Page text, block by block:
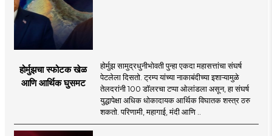
होर्मुझचा स्फोटक खेळ
आणि आर्थिक घुसमट
होर्मुझ सामुद्रधुनीभोवती पुन्हा एकदा महासत्तांचा संघर्ष
पेटलेला दिसतो. ट्रम्प यांच्या नाकाबंदीच्या इशाऱ्यामुळे
तेलदरांनी 100 डॉलरचा टप्पा ओलांडला असून, हा संघर्ष
युद्धापेक्षा अधिक धोकादायक आर्थिक विघातक शस्त्र ठरु
शकतो. परिणामी, महागाई, मंदी आणि ..